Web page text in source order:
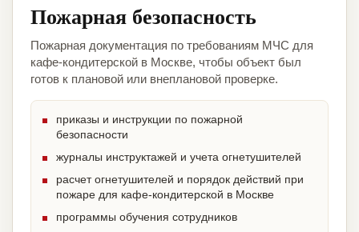
Пожарная безопасность
Пожарная документация по требованиям МЧС для
кафе-кондитерской в Москве, чтобы объект был
готов к плановой или внеплановой проверке.
приказы и инструкции по пожарной
безопасности
журналы инструктажей и учета огнетушителей
расчет огнетушителей и порядок действий при
пожаре для кафе-кондитерской в Москве
программы обучения сотрудников